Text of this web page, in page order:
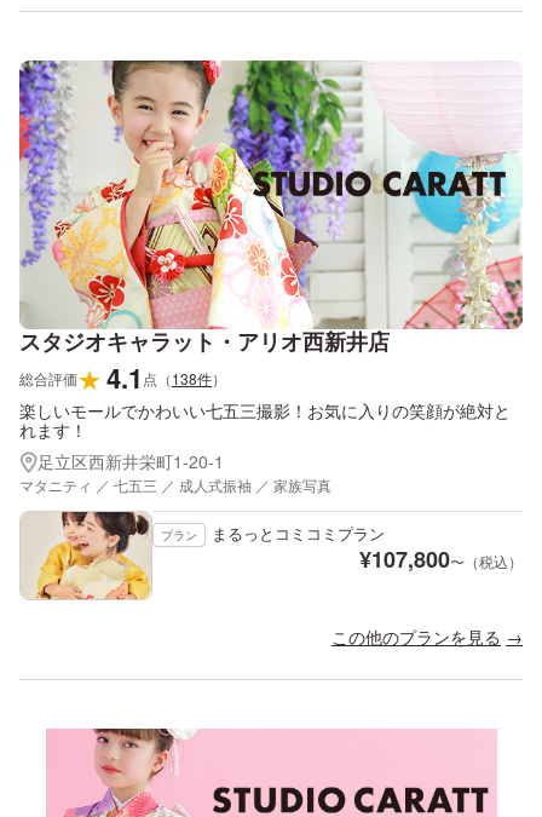
スタジオキャラット・アリオ西新井店
総合評価★4.1 点 （138件）
楽しいモールでかわいい七五三撮影！お気に入りの笑顔が絶対と
れます！
足立区西新井栄町1-20-1
マタニティ ／ 七五三 ／ 成人式振袖 ／ 家族写真
プラン まるっとコミコミプラン
¥107,800〜（税込）
この他のプランを見る